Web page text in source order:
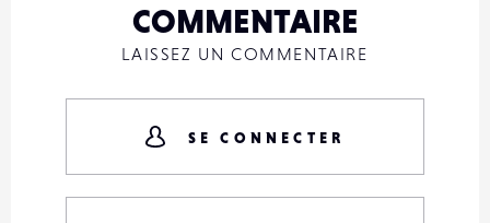
COMMENTAIRE
LAISSEZ UN COMMENTAIRE
SE CONNECTER